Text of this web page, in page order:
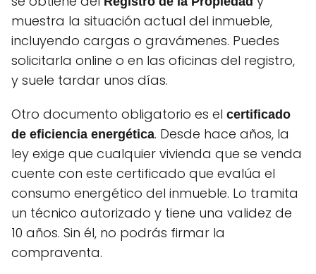
muestra la situación actual del inmueble,
incluyendo cargas o gravámenes. Puedes
solicitarla online o en las oficinas del registro,
y suele tardar unos días.
Otro documento obligatorio es el certificado
de eficiencia energética. Desde hace años, la
ley exige que cualquier vivienda que se venda
cuente con este certificado que evalúa el
consumo energético del inmueble. Lo tramita
un técnico autorizado y tiene una validez de
10 años. Sin él, no podrás firmar la
compraventa.